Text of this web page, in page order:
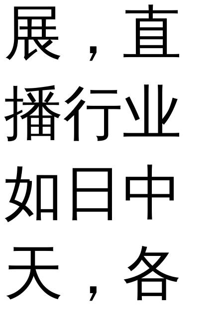
展，直
播行业
如日中
天，各